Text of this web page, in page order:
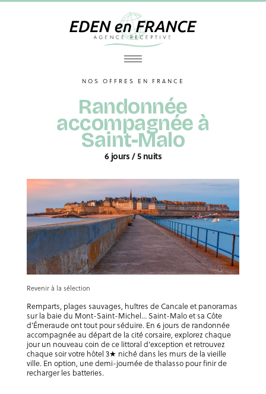
NOS OFFRES EN FRANCE
Randonnée
accompagnée à
Saint-Malo
6 jours / 5 nuits
Revenir à la sélection
Remparts, plages sauvages, huîtres de Cancale et panoramas
sur la baie du Mont-Saint-Michel… Saint-Malo et sa Côte
d’Émeraude ont tout pour séduire. En 6 jours de randonnée
accompagnée au départ de la cité corsaire, explorez chaque
jour un nouveau coin de ce littoral d’exception et retrouvez
chaque soir votre hôtel 3★ niché dans les murs de la vieille
ville. En option, une demi-journée de thalasso pour finir de
recharger les batteries.